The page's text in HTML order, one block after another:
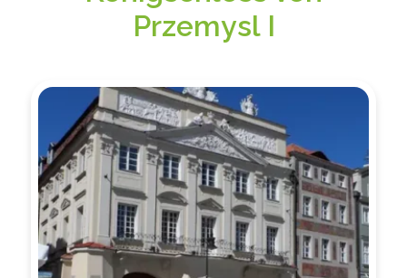
Przemysl I